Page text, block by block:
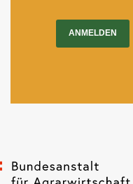
ANMELDEN